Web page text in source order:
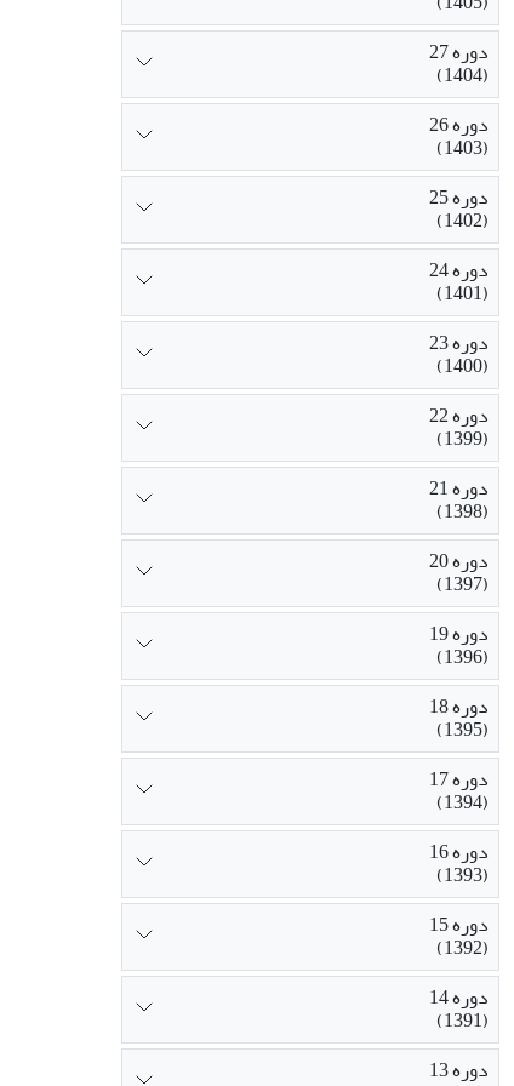
دوره 27
(1404)
دوره 26
(1403)
دوره 25
(1402)
دوره 24
(1401)
دوره 23
(1400)
دوره 22
(1399)
دوره 21
(1398)
دوره 20
(1397)
دوره 19
(1396)
دوره 18
(1395)
دوره 17
(1394)
دوره 16
(1393)
دوره 15
(1392)
دوره 14
(1391)
دوره 13